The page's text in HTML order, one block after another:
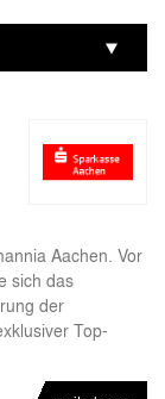
Aachen. Vor
sich das
der
Top-